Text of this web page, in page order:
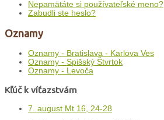
Nepamätáte si používateľské meno?
Zabudli ste heslo?
Oznamy
Oznamy - Bratislava - Karlova Ves
Oznamy - Spišský Štvrtok
Oznamy - Levoča
Kľúč k víťazstvám
7. august Mt 16, 24-28